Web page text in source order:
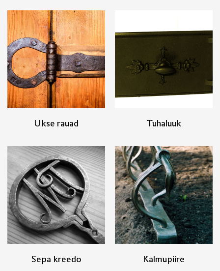
Ukse rauad Tuhaluuk
Sepa kreedo Kalmupiire